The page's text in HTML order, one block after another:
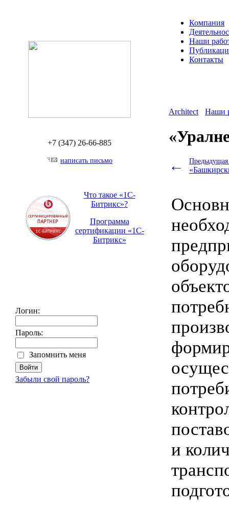
+7 (347) 26-66-885
написать письмо
Что такое «1С-
Битрикс»?
Программа
сертификации «1С-
Битрикс»
Логин:
Пароль:
Запомнить меня
Забыли свой пароль?
Компания
Наши
Контакты
Architect Наши
← Предыдущая
и